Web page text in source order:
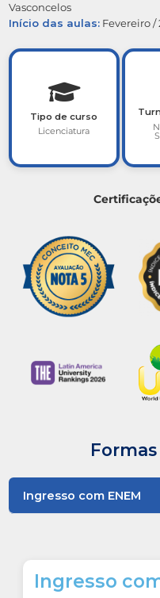
Vasconcelos
Início das aulas:Fevereiro /
Tipo de curso
Licenciatura
Ingresso com ENEM
Ingresso